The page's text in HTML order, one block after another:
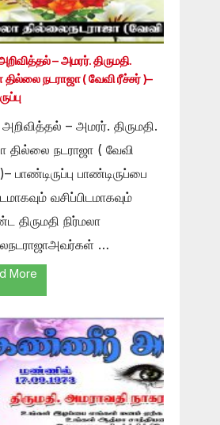
– அமரர். திருமதி.
தில்லை நடராஜா ( வேவி ரீச்சர் )–
– அமரர். திருமதி.
தில்லை நடராஜா ( வேவி
பாண்டிருப்பு பாண்டிருப்பை
வசிப்பிடமாகவும்
நிர்மலா
…
More